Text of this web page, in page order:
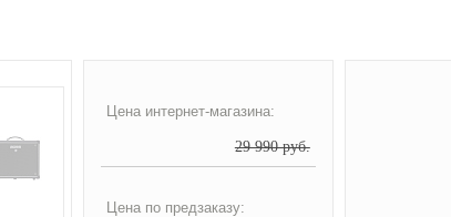
Цена интернет-магазина:
29 990 руб.
Цена по предзаказу: